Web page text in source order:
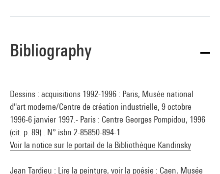
Bibliography
Dessins : acquisitions 1992-1996 : Paris, Musée national
d''art moderne/Centre de création industrielle, 9 octobre
1996-6 janvier 1997.- Paris : Centre Georges Pompidou, 1996
(cit. p. 89) . N° isbn 2-85850-894-1
Voir la notice sur le portail de la Bibliothèque Kandinsky
Jean Tardieu : Lire la peinture, voir la poésie : Caen, Musée